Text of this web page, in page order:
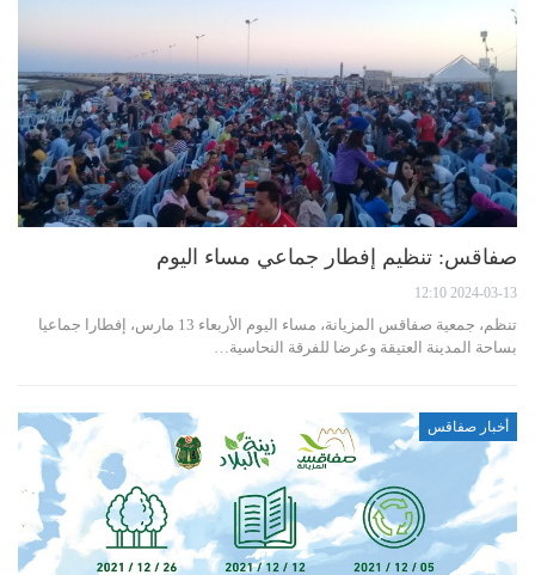
صفاقس: تنظيم إفطار جماعي مساء اليوم
2024-03-13 12:10
تنظم، جمعية صفاقس المزيانة، مساء اليوم الأربعاء 13 مارس، إفطارا جماعيا
بساحة المدينة العتيقة وعرضا للفرقة النحاسية…
أخبار صفاقس